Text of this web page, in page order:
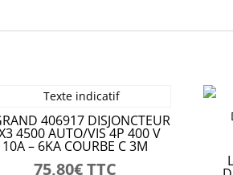
406917 DISJONCTEUR
4500 AUTO/VIS 4P 400 V
10A – 6KA COURBE C 3M
75,80€TTC